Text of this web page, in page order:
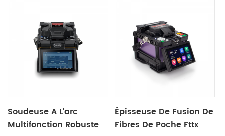
Soudeuse A L'arc
Multifonction Robuste
Épisseuse De Fusion De
Fibres De Poche Fttx